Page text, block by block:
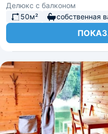
Делюкс с балконом
50м²
собственная